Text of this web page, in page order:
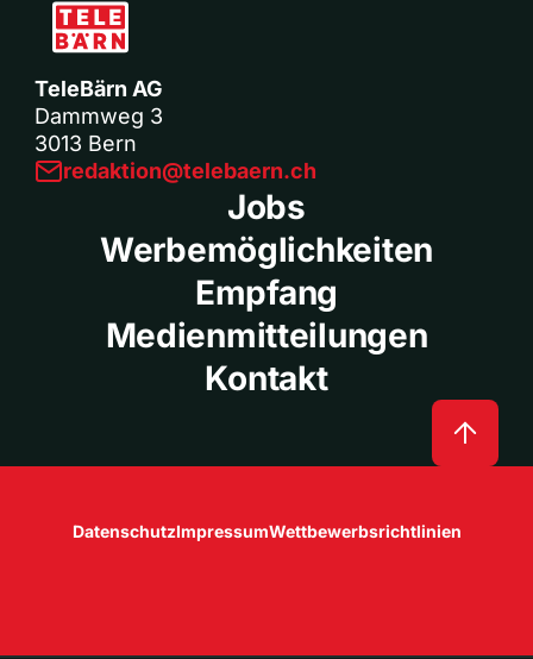
TeleBärn AG
Dammweg 3
3013 Bern
redaktion@telebaern.ch
Jobs
Werbemöglichkeiten
Empfang
Medienmitteilungen
Kontakt
DatenschutzImpressumWettbewerbsrichtlinien